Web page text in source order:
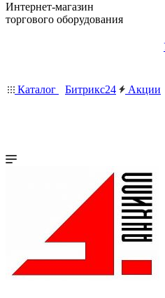
Интернет-магазин
торгового оборудования
Каталог Битрикс24 Акции